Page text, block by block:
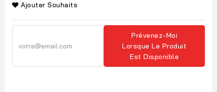
Ajouter Souhaits
Prévenez-Moi
Lorsque Le Produit
Est Disponible